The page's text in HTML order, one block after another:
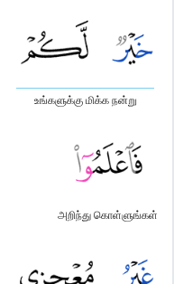
உங்களுக்கு மிக்க நன்று
அறிந்து கொள்ளுங்கள்